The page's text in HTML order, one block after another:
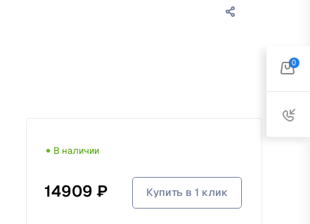
14909 ₽
В наличии
Купить в 1 клик
0